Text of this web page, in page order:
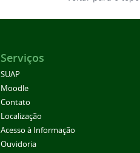
Serviços
SUAP
Moodle
Contato
Localização
Acesso à Informação
Ouvidoria